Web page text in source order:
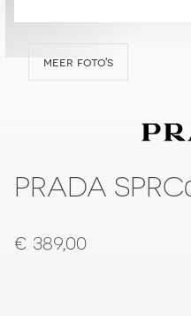
meer foto's
PRADA
€ 389,00